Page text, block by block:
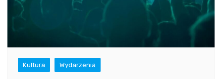
Kultura Wydarzenia